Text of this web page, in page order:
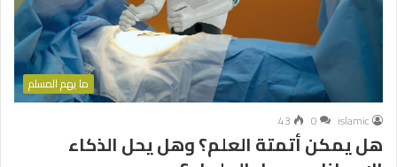
ما يهم المسلم
islamic
0
43
هل يمكن أتمتة العلم؟ وهل يحل الذكاء